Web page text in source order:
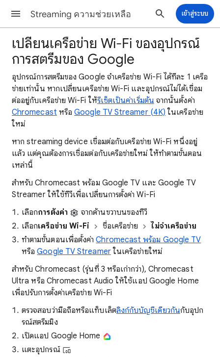
Streaming ความช่วยเหลือ เข้าสู่ระบบ
เปลี่ยนเครือข่าย Wi-Fi ของอุปกรณ์
การสตรีมของ Google
อุปกรณ์การสตรีมของ Google จำเครือข่าย Wi-Fi ได้ทีละ 1 เครือ
ข่ายเท่านั้น หากเปลี่ยนเครือข่าย Wi-Fi และอุปกรณ์ไม่ได้เชื่อม
ต่ออยู่กับเครือข่าย Wi-Fi ให้รีเซ็ตเป็นค่าเริ่มต้น จากนั้นตั้งค่า
Chromecast หรือGoogle TV Streamer (4K) ในเครือข่าย
ใหม่
หาก streaming device เชื่อมต่อกับเครือข่าย Wi-Fi หนึ่งอยู่
แล้ว แต่คุณต้องการเชื่อมต่อกับเครือข่ายใหม่ ให้ทำตามขั้นตอน
เหล่านี้
สำหรับ Chromecast พร้อม Google TV และ Google TV
Streamer ให้ใช้ทีวีเพื่อเปลี่ยนการตั้งค่า Wi-Fi
เลือกการตั้งค่า
จากด้านขวาบนของทีวี
เลือกเครือข่าย Wi-Fi ชื่อเครือข่าย
ไม่จำเครือข่าย
ทำตามขั้นตอนเพื่อตั้งค่าChromecast พร้อม Google TV
หรือGoogle TV Streamerในเครือข่ายใหม่
สำหรับ Chromecast (รุ่นที่ 3 หรือเก่ากว่า), Chromecast
Ultra หรือ Chromecast Audio ให้ใช้แอป Google Home
เพื่อปรับการตั้งค่าเครือข่าย Wi-Fi
ตรวจสอบว่ามือถือหรือแท็บเล็ตลิงก์กับบัญชีเดียวกันกับอุปก
รณ์สตรีมมิง
เปิดแอป Google Home
แตะอุปกรณ์